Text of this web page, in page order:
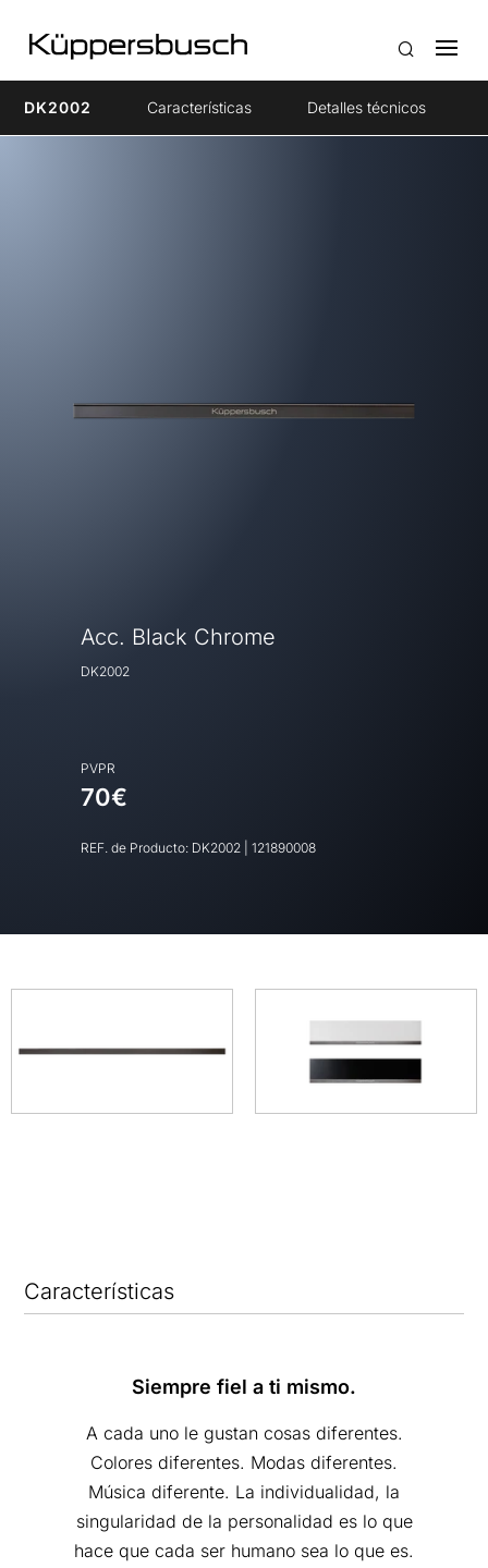
DK2002 Características Detalles técnicos
Acc. Black Chrome
DK2002
PVPR
70€
REF. de Producto: DK2002 121890008
Características
Siempre fiel a ti mismo.
A cada uno le gustan cosas diferentes.
Colores diferentes. Modas diferentes.
Música diferente. La individualidad, la
singularidad de la personalidad es lo que
hace que cada ser humano sea lo que es.